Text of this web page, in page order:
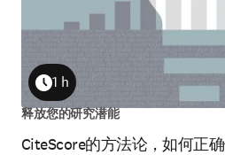
CiteScore的方法论，如何正
Duration
1 h
释放您的研究潜能